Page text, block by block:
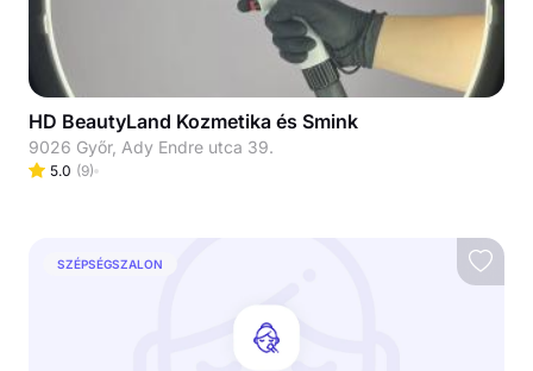
HD BeautyLand Kozmetika és Smink
9026 Győr, Ady Endre utca 39.
5.0 (9)
SZÉPSÉGSZALON